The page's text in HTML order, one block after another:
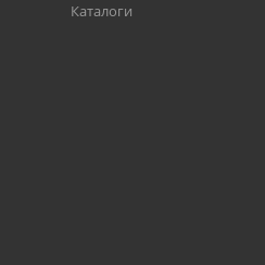
Каталоги